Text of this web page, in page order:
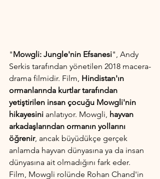
"Mowgli: Jungle'nin Efsanesi", Andy
Serkis tarafından yönetilen 2018 macera-
drama filmidir. Film, Hindistan'ın
ormanlarında kurtlar tarafından
yetiştirilen insan çocuğu Mowgli'nin
hikayesini anlatıyor. Mowgli, hayvan
arkadaşlarından ormanın yollarını
öğrenir, ancak büyüdükçe gerçek
anlamda hayvan dünyasına ya da insan
dünyasına ait olmadığını fark eder.
Film, Mowgli rolünde Rohan Chand'in